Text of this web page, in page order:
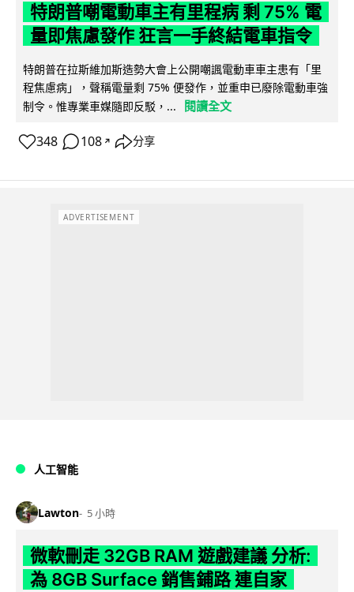
特朗普嘲電動車主有里程病 剩 75% 電
量即焦慮發作 狂言一手終結電車指令
特朗普在拉斯維加斯造勢大會上公開嘲諷電動車車主患有「里
程焦慮病」，聲稱電量剩 75% 便發作，並重申已廢除電動車強
制令。惟專業車媒隨即反駁，...
閱讀全文
348 108 ↗ 分享
ADVERTISEMENT
人工智能
Lawton 5 小時
微軟刪走 32GB RAM 遊戲建議 分析:
為 8GB Surface 銷售鋪路 連自家